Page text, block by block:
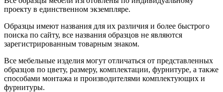
проекту в единственном экземпляре.
Образцы имеют названия для их различия и более быстрого
поиска по сайту, все названия образцов не являются
зарегистрированным товарным знаком.
Все мебельные изделия могут отличаться от представленных
образцов по цвету, размеру, комплектации, фурнитуре, а также
способами монтажа и производителями комплектующих и
фурнитуры.